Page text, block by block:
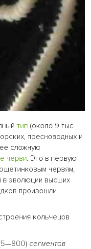
тип (около 9 тыс.
пресноводных и
сложную
черви. Это в первую
червям,
в эволюции высших
произошли
кольчецов
(5—800) сегментов